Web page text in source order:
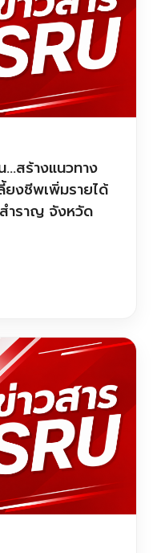
สร้างแนวทาง
งชีพเพิ่มรายได้
ำราญ จังหวัด